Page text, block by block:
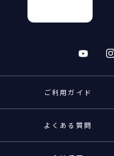
ご利用ガイド
よくある質問